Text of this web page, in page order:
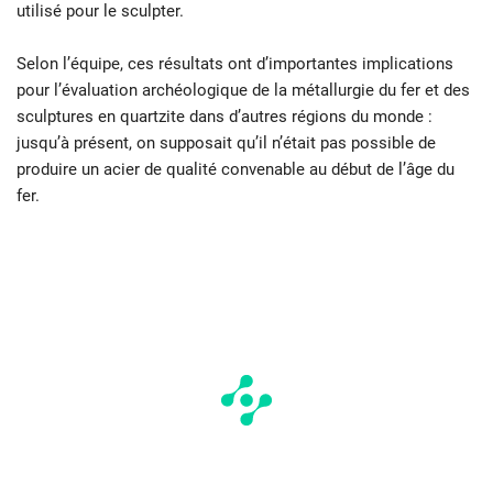
utilisé pour le sculpter.
Selon l’équipe, ces résultats ont d’importantes implications
pour l’évaluation archéologique de la métallurgie du fer et des
sculptures en quartzite dans d’autres régions du monde :
jusqu’à présent, on supposait qu’il n’était pas possible de
produire un acier de qualité convenable au début de l’âge du
fer.